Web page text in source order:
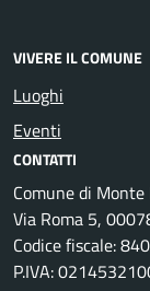
VIVERE IL COMUNE
Luoghi
Eventi
CONTATTI
Comune di
Via Roma 5,
Codice fiscale:
P.IVA: